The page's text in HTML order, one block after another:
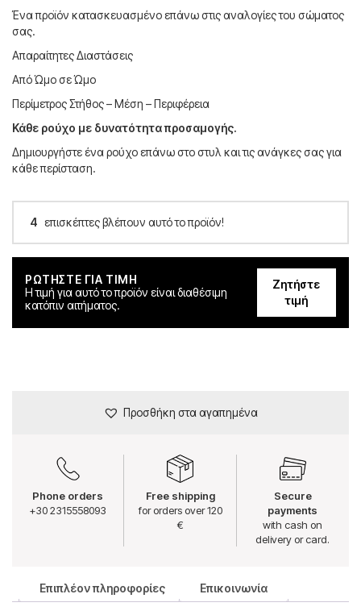
Ένα προϊόν κατασκευασμένο επάνω στις αναλογίες του σώματος
σας.
Απαραίτητες Διαστάσεις
Από Ώμο σε Ώμο
Περίμετρος Στήθος – Μέση – Περιφέρεια
Κάθε ρούχο με δυνατότητα προσαμογής.
Δημιουργήστε ένα ρούχο επάνω στο στυλ και τις ανάγκες σας για
κάθε περίσταση.
4 επισκέπτες βλέπουν αυτό το προϊόν!
ΡΩΤΗΣΤΕ ΓΙΑ ΤΙΜΗ
Η τιμή για αυτό το προϊόν είναι διαθέσιμη
κατόπιν αιτήματος.
Ζητήστε
τιμή
Προσθήκη στα αγαπημένα
Phone orders
+30 2315558093
Free shipping
for orders over 120
€
Secure
payments
with cash on
delivery or card.
Επιπλέον πληροφορίες Επικοινωνία